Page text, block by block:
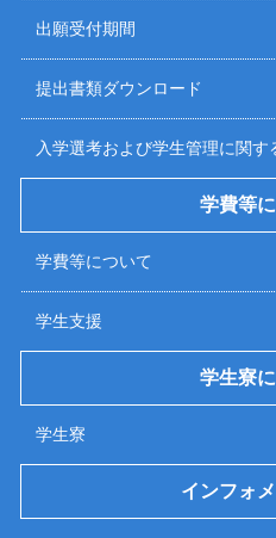
出願受付期間
提出書類ダウンロード
入学選考および学生管理に関
学費等
学費等について
学生支援
学生寮
学生寮
インフォ